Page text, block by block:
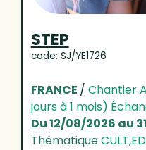
STEP
code: SJ/YE1726
FRANCE / Chantier
jours à 1 mois)
Du 12/08/2026 au
Thématique